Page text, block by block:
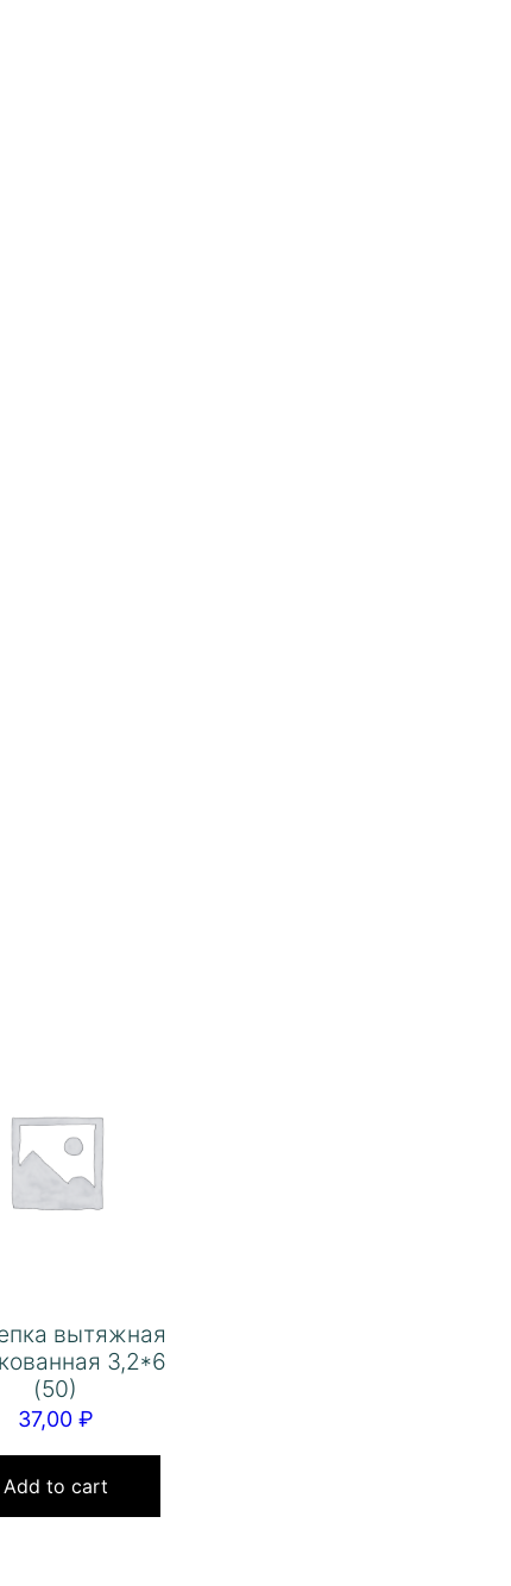
вытяжная
3,2*6
(50)
37,00 ₽
Add to cart